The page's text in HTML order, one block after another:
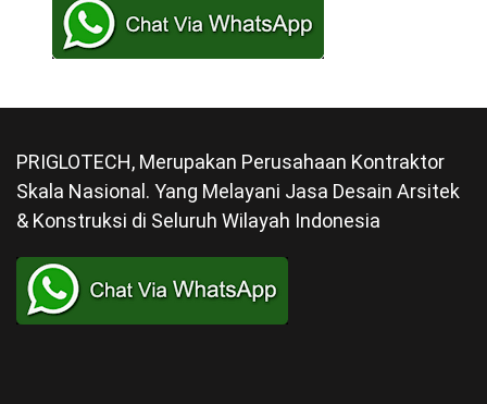
PRIGLOTECH, Merupakan Perusahaan Kontraktor
Skala Nasional. Yang Melayani Jasa Desain Arsitek
& Konstruksi di Seluruh Wilayah Indonesia